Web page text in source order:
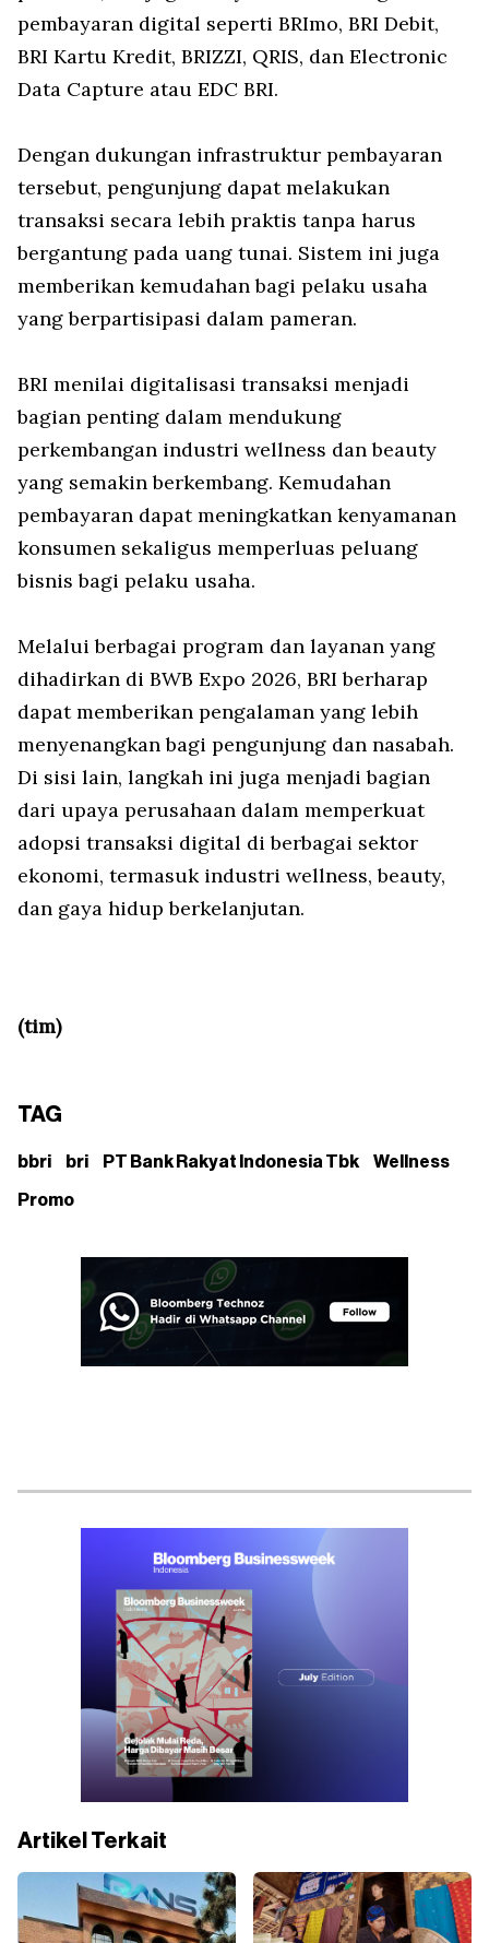
pembayaran digital seperti BRImo, BRI Debit,
BRI Kartu Kredit, BRIZZI, QRIS, dan Electronic
Data Capture atau EDC BRI.
Dengan dukungan infrastruktur pembayaran
tersebut, pengunjung dapat melakukan
transaksi secara lebih praktis tanpa harus
bergantung pada uang tunai. Sistem ini juga
memberikan kemudahan bagi pelaku usaha
yang berpartisipasi dalam pameran.
BRI menilai digitalisasi transaksi menjadi
bagian penting dalam mendukung
perkembangan industri wellness dan beauty
yang semakin berkembang. Kemudahan
pembayaran dapat meningkatkan kenyamanan
konsumen sekaligus memperluas peluang
bisnis bagi pelaku usaha.
Melalui berbagai program dan layanan yang
dihadirkan di BWB Expo 2026, BRI berharap
dapat memberikan pengalaman yang lebih
menyenangkan bagi pengunjung dan nasabah.
Di sisi lain, langkah ini juga menjadi bagian
dari upaya perusahaan dalam memperkuat
adopsi transaksi digital di berbagai sektor
ekonomi, termasuk industri wellness, beauty,
dan gaya hidup berkelanjutan.
(tim)
TAG
bbri bri PT Bank Rakyat Indonesia Tbk Wellness
Promo
Artikel Terkait